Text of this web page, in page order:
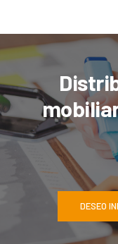
DESEO